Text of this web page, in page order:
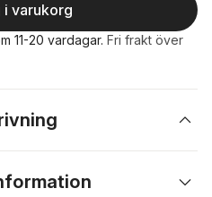
i varukorg
11-20 vardagar. Fri frakt över